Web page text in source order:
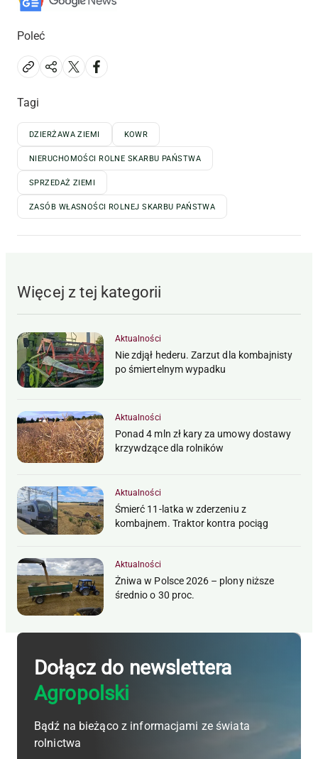
Poleć
Tagi
DZIERŻAWA ZIEMI KOWR
NIERUCHOMOŚCI ROLNE SKARBU PAŃSTWA
SPRZEDAŻ ZIEMI
ZASÓB WŁASNOŚCI ROLNEJ SKARBU PAŃSTWA
Więcej z tej kategorii
Aktualności
Nie zdjął hederu. Zarzut dla kombajnisty
po śmiertelnym wypadku
Aktualności
Ponad 4 mln zł kary za umowy dostawy
krzywdzące dla rolników
Aktualności
Śmierć 11-latka w zderzeniu z
kombajnem. Traktor kontra pociąg
Aktualności
Żniwa w Polsce 2026 – plony niższe
średnio o 30 proc.
Dołącz do newslettera
Agropolski
Bądź na bieżąco z informacjami ze świata
rolnictwa